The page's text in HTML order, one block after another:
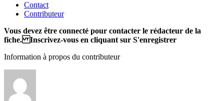
Contact
Contributeur
Vous devez être connecté pour contacter le rédacteur de la
fiche. Inscrivez-vous en cliquant sur S'enregistrer
Information à propos du contributeur